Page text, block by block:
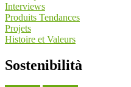
Interviews
Produits Tendances
Projets
Histoire et Valeurs
Sostenibilità